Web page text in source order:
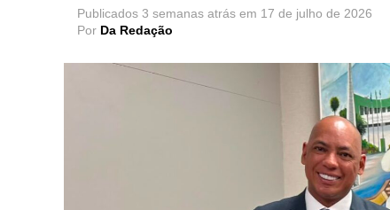
Publicados 3 semanas atrás em 17 de julho de 2026
Por Da Redação